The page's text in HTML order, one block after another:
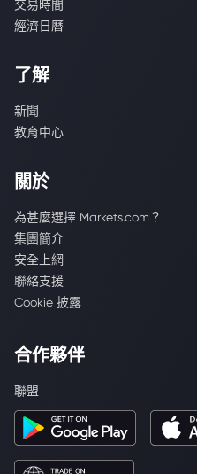
交易時間
經濟日曆
了解
新聞
教育中心
關於
為甚麼選擇 Markets.com？
集團簡介
安全上網
聯絡支援
Cookie 披露
合作夥伴
聯盟